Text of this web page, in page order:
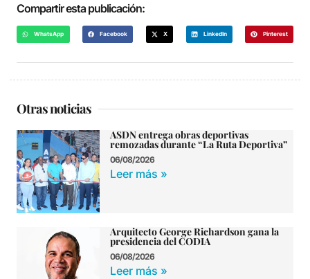
Compartir esta publicación:
WhatsApp Facebook X LinkedIn Pinterest
Otras noticias
ASDN entrega obras deportivas
remozadas durante “La Ruta Deportiva”
06/08/2026
Leer más »
Arquitecto George Richardson gana la
presidencia del CODIA
06/08/2026
Leer más »